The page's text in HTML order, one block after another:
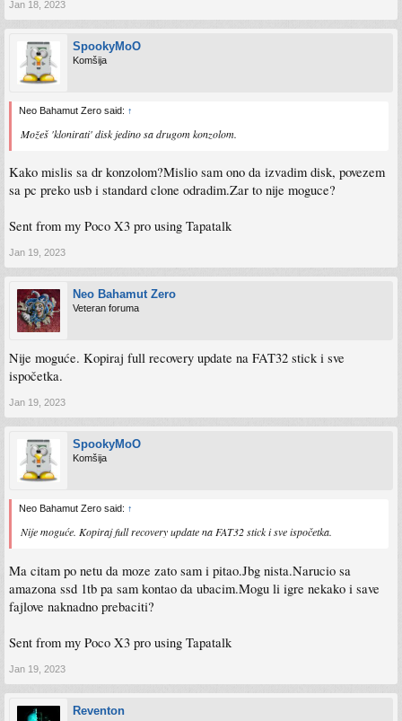
Jan 18, 2023
SpookyMoO
Komšija
Neo Bahamut Zero said: ↑
Možeš 'klonirati' disk jedino sa drugom konzolom.
Kako mislis sa dr konzolom?Mislio sam ono da izvadim disk, povezem
sa pc preko usb i standard clone odradim.Zar to nije moguce?
Sent from my Poco X3 pro using Tapatalk
Jan 19, 2023
Neo Bahamut Zero
Veteran foruma
Nije moguće. Kopiraj full recovery update na FAT32 stick i sve
ispočetka.
Jan 19, 2023
SpookyMoO
Komšija
Neo Bahamut Zero said: ↑
Nije moguće. Kopiraj full recovery update na FAT32 stick i sve ispočetka.
Ma citam po netu da moze zato sam i pitao.Jbg nista.Narucio sa
amazona ssd 1tb pa sam kontao da ubacim.Mogu li igre nekako i save
fajlove naknadno prebaciti?
Sent from my Poco X3 pro using Tapatalk
Jan 19, 2023
Reventon